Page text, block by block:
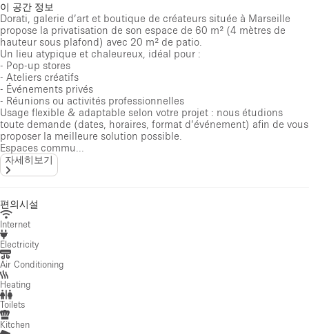
이 공간 정보
Dorati, galerie d’art et boutique de créateurs située à Marseille
propose la privatisation de son espace de 60 m² (4 mètres de
hauteur sous plafond) avec 20 m² de patio.
Un lieu atypique et chaleureux, idéal pour :
- Pop-up stores
- Ateliers créatifs
- Événements privés
- Réunions ou activités professionnelles
Usage flexible & adaptable selon votre projet : nous étudions
toute demande (dates, horaires, format d’événement) afin de vous
proposer la meilleure solution possible.
Espaces commu...
자세히보기
편의시설
Internet
Electricity
Air Conditioning
Heating
Toilets
Kitchen